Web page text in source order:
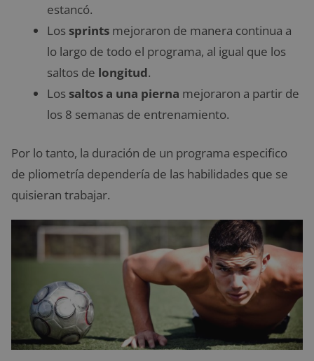
estancó.
Los sprints mejoraron de manera continua a
lo largo de todo el programa, al igual que los
saltos de longitud.
Los saltos a una pierna mejoraron a partir de
los 8 semanas de entrenamiento.
Por lo tanto, la duración de un programa especifico
de pliometría dependería de las habilidades que se
quisieran trabajar.